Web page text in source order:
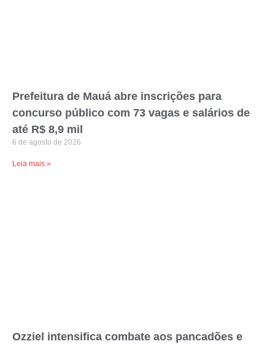
Prefeitura de Mauá abre inscrições para
concurso público com 73 vagas e salários de
até R$ 8,9 mil
6 de agosto de 2026
Leia mais »
Ozziel intensifica combate aos pancadões e